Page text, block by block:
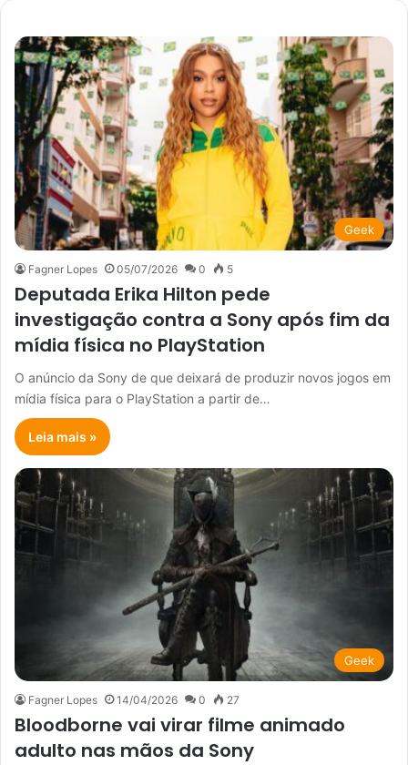
Geek
Fagner Lopes 05/07/2026 0 5
Deputada Erika Hilton pede
investigação contra a Sony após fim da
mídia física no PlayStation
O anúncio da Sony de que deixará de produzir novos jogos em
mídia física para o PlayStation a partir de…
Leia mais »
Geek
Fagner Lopes 14/04/2026 0 27
Bloodborne vai virar filme animado
adulto nas mãos da Sony